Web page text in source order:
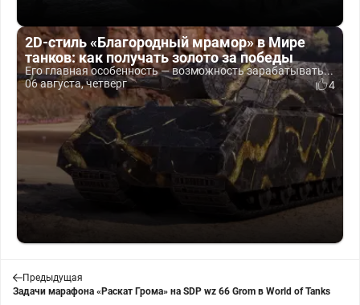
2D-стиль «Благородный мрамор» в Мире
танков: как получать золото за победы
Его главная особенность — возможность зарабатывать...
06 августа, четверг
4
Предыдущая
Задачи марафона «Раскат Грома» на SDP wz 66 Grom в World of Tanks